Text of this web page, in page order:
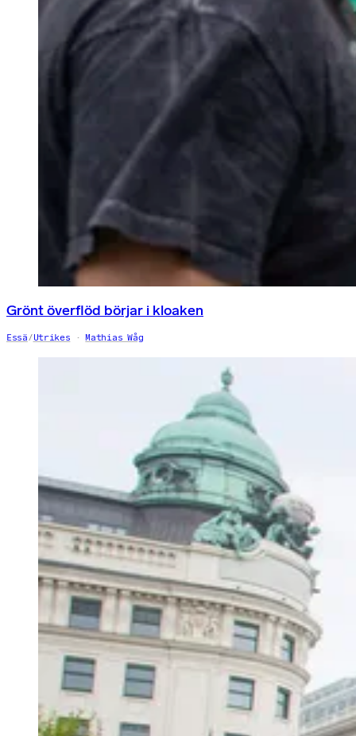
Grönt överflöd börjar i kloaken
Essä/Utrikes Mathias Wåg